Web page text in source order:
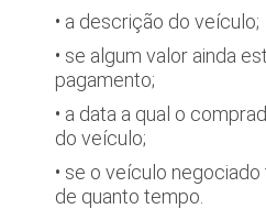
• a descrição do veículo;
• se algum valor ainda
pagamento;
• a data a qual o
do veículo;
• se o veículo
de quanto tempo.